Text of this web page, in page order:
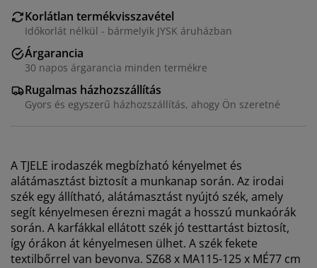
Korlátlan termékvisszavétel
Időkorlát nélkül - bármelyik JYSK áruházban
Árgarancia
30 napos árgarancia minden termékre
Rugalmas házhozszállítás
Gyors és egyszerű házhozszállítás, ahogy Ön szeretné
A TJELE irodaszék megbízható kényelmet és
alátámasztást biztosít a munkanap során. Az irodai
szék egy állítható, alátámasztást nyújtó szék, amely
segít kényelmesen érezni magát a hosszú munkaórák
során. A karfákkal ellátott szék jó testtartást biztosít,
így órákon át kényelmesen ülhet. A szék fekete
textilbőrrel van bevonva. SZ68 x MA115-125 x MÉ77 cm